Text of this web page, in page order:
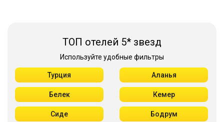
ТОП отелей 5* звезд
Используйте удобные фильтры
Турция Аланья
Белек Кемер
Сиде Бодрум